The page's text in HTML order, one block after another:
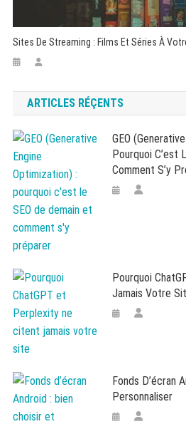
Sites De Streaming : Films Et Séries À
ARTICLES RÉÇENTS
GEO
Pourquoi C’est
Comment S’y
Pourquoi
Jamais Votre
Fonds D’écran
Personnaliser